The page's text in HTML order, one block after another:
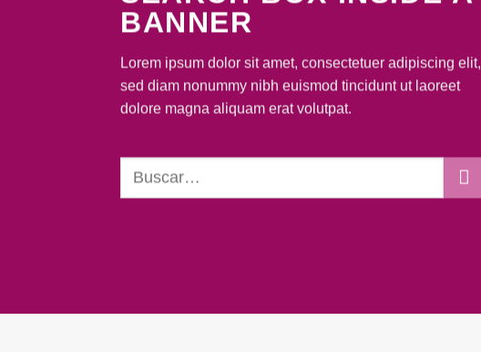
BANNER
Lorem ipsum dolor sit amet, consectetuer adipiscing elit,
sed diam nonummy nibh euismod tincidunt ut laoreet
dolore magna aliquam erat volutpat.
Buscar